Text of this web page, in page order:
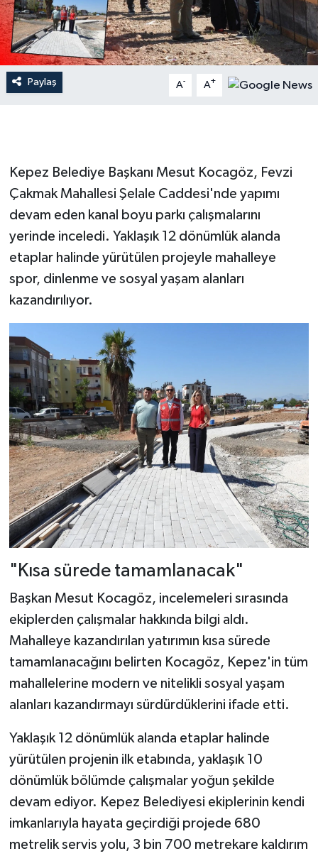
Paylaş A- A+
Kepez Belediye Başkanı Mesut Kocagöz, Fevzi
Çakmak Mahallesi Şelale Caddesi'nde yapımı
devam eden kanal boyu parkı çalışmalarını
yerinde inceledi. Yaklaşık 12 dönümlük alanda
etaplar halinde yürütülen projeyle mahalleye
spor, dinlenme ve sosyal yaşam alanları
kazandırılıyor.
"Kısa sürede tamamlanacak"
Başkan Mesut Kocagöz, incelemeleri sırasında
ekiplerden çalışmalar hakkında bilgi aldı.
Mahalleye kazandırılan yatırımın kısa sürede
tamamlanacağını belirten Kocagöz, Kepez'in tüm
mahallelerine modern ve nitelikli sosyal yaşam
alanları kazandırmayı sürdürdüklerini ifade etti.
Yaklaşık 12 dönümlük alanda etaplar halinde
yürütülen projenin ilk etabında, yaklaşık 10
dönümlük bölümde çalışmalar yoğun şekilde
devam ediyor. Kepez Belediyesi ekiplerinin kendi
imkanlarıyla hayata geçirdiği projede 680
metrelik servis yolu, 3 bin 700 metrekare kaldırım